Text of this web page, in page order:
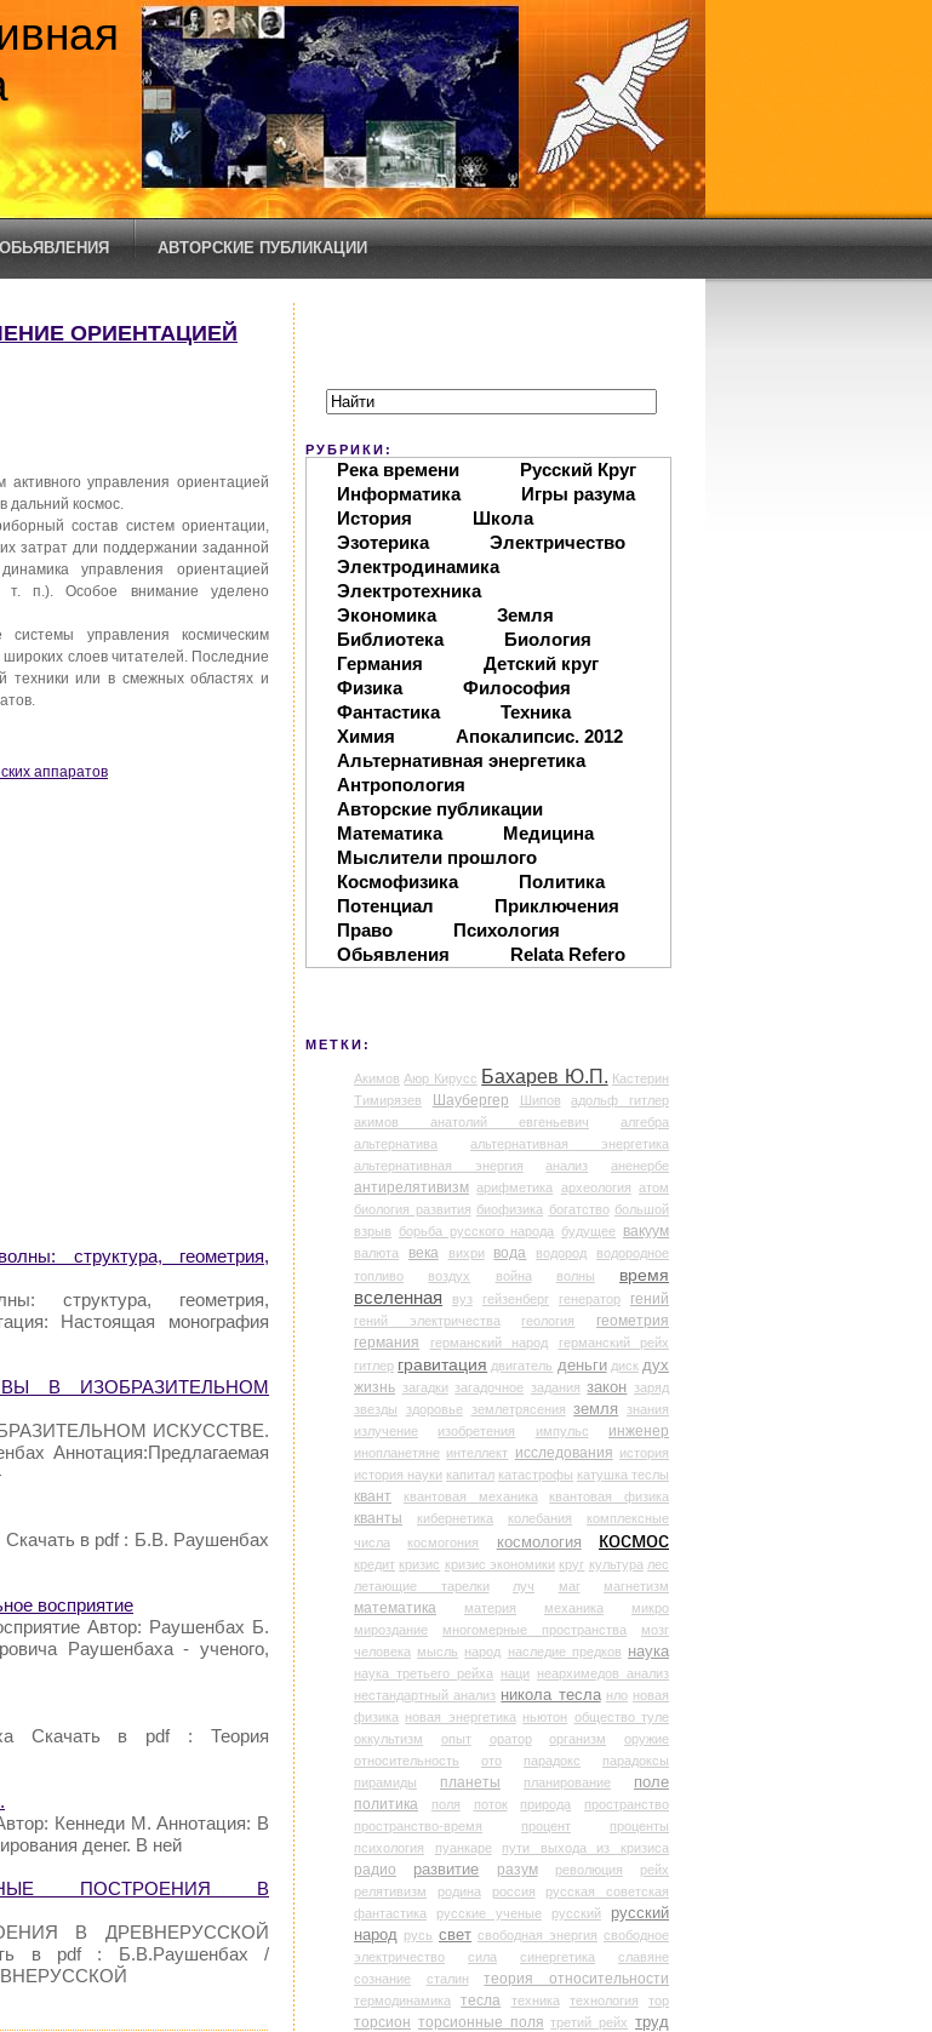
ОБЬЯВЛЕНИЯ АВТОРСКИЕ ПУБЛИКАЦИИ
ОРИЕНТАЦИЕЙ
управления ориентацией
дальний космос.
состав систем ориентации,
затрат дли поддержании заданной
управления ориентацией
т. п.). Особое внимание уделено
управления космическим
слоев читателей. Последние
техники или в смежных областях и
аппаратов
структура, геометрия,
структура, геометрия,
Настоящая монография
В ИЗОБРАЗИТЕЛЬНОМ
ИСКУССТВЕ.
Аннотация:Предлагаемая
в pdf : Б.В. Раушенбах
восприятие
Автор: Раушенбах Б.
Раушенбаха - ученого,
Скачать в pdf : Теория
Кеннеди М. Аннотация: В
денег. В ней
ПОСТРОЕНИЯ В
В ДРЕВНЕРУССКОЙ
в pdf : Б.В.Раушенбах /
РУБРИКИ:
Река времени
Русский Круг
Информатика
Игры разума
История
Школа
Эзотерика
Электричество
Электродинамика
Электротехника
Экономика
Земля
Библиотека
Биология
Германия
Детский круг
Физика
Философия
Фантастика
Техника
Химия
Апокалипсис. 2012
Альтернативная энергетика
Антропология
Авторские публикации
Математика
Медицина
Мыслители прошлого
Космофизика
Политика
Потенциал
Приключения
Право
Психология
Обьявления
Relata Refero
МЕТКИ:
Акимов Аюр Кирусс Бахарев Ю.П. Кастерин
Тимирязев
Шаубергер Шипов
адольф гитлер
акимов анатолий евгеньевич
алгебра
альтернатива
альтернативная энергетика
альтернативная энергия
анализ аненербе
антирелятивизм арифметика археология атом
биология развития биофизика богатство большой
взрыв
борьба русского народа будущее вакуум
валюта века вихри вода водород
водородное
топливо
воздух война волны
время
вселенная
вуз гейзенберг генератор гений
гений электричества геология
геометрия
германия
германский народ
германский рейх
гитлер гравитация двигатель деньги диск дух
жизнь загадки загадочное задания закон заряд
звезды
здоровье землетрясения земля
знания
излучение
изобретения импульс инженер
инопланетяне интеллект исследования история
история науки капитал катастрофы катушка теслы
квант квантовая механика квантовая физика
кванты кибернетика колебания
комплексные
числа
космогония космология космос
кредит кризис кризис экономики круг культура лес
летающие тарелки
луч маг магнетизм
математика материя механика
микро
мироздание
многомерные пространства
мозг
человека мысль народ наследие предков наука
наука третьего рейха наци
неархимедов анализ
нестандартный анализ никола тесла нло новая
физика новая энергетика ньютон общество туле
оккультизм
опыт оратор организм
оружие
относительность
ото парадокс
парадоксы
пирамиды
планеты планирование
поле
политика
поля поток природа
пространство
пространство-время
процент
проценты
психология
пуанкаре пути выхода из кризиса
радио развитие разум революция
рейх
релятивизм
родина россия
русская советская
фантастика
русские ученые русский
русский
народ русь свет свободная энергия свободное
электричество
сила синергетика
славяне
сознание
сталин теория относительности
термодинамика тесла техника технология тор
торсион торсионные поля третий рейх труд